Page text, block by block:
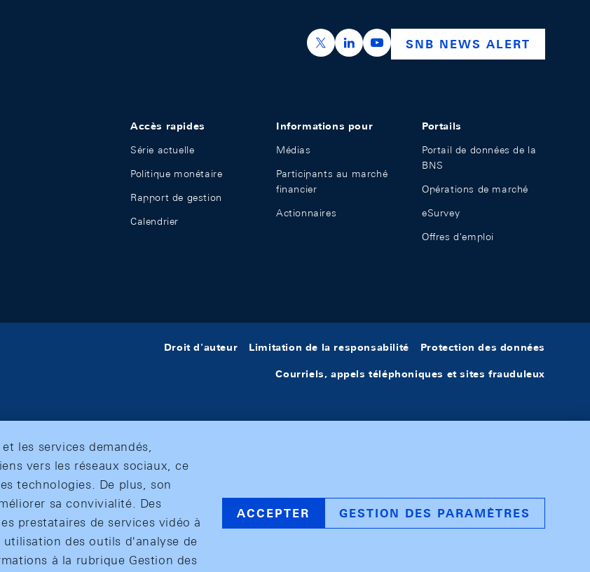
https://x.com/snb_bns
https://ch.linkedin.com/company/swiss-
https://www.youtube.com/
SNB NEWS ALERT
Accès rapides
Série actuelle
Politique monétaire
Rapport de gestion
Calendrier
Informations pour
Médias
Participants au marché
financier
Actionnaires
Portails
Portail de données de la
BNS
Opérations de marché
eSurvey
Offres d'emploi
Droit d'auteur Limitation de la responsabilité Protection des données
Courriels, appels téléphoniques et sites frauduleux
les services demandés,
vers les réseaux sociaux, ce
technologies. De plus, son
sa convivialité. Des
prestataires de services vidéo à
des outils d'analyse de
à la rubrique Gestion des
ACCEPTER GESTION DES PARAMÈTRES